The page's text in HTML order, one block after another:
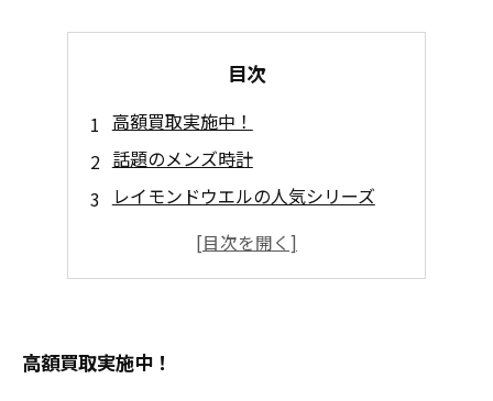
目次
高額買取実施中！
話題のメンズ時計
レイモンドウエルの人気シリーズ
高級な素材を使用
高額買取実施中！